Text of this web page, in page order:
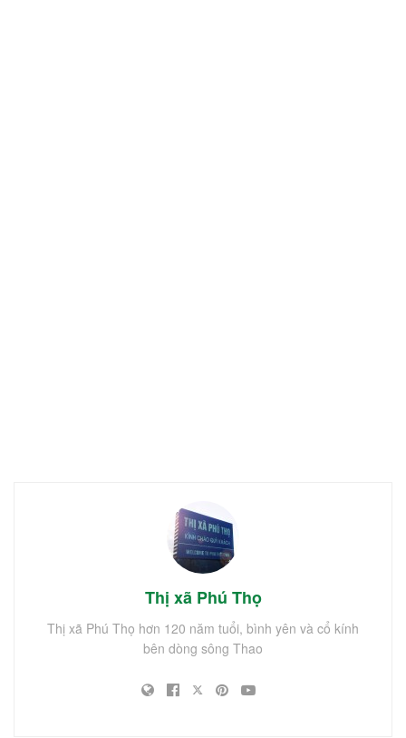
Thị xã Phú Thọ
Thị xã Phú Thọ hơn 120 năm tuổi, bình yên và cổ kính
bên dòng sông Thao